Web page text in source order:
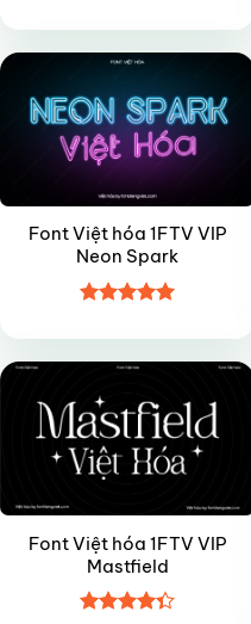
hạng4.85
5 sao
Font Việt hóa 1FTV VIP
Neon Spark
hạng4.95
5 sao
Font Việt hóa 1FTV VIP
Mastfield